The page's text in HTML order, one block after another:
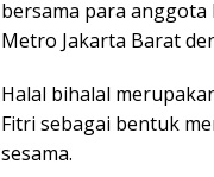
bersama para anggota
Metro Jakarta Barat
Halal bihalal
Fitri sebagai bentuk
sesama.